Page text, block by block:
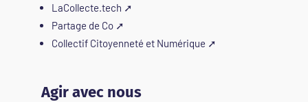
LaCollecte.tech ➚
Partage de Co➚
Collectif Citoyenneté et Numérique ➚
Agir avec nous